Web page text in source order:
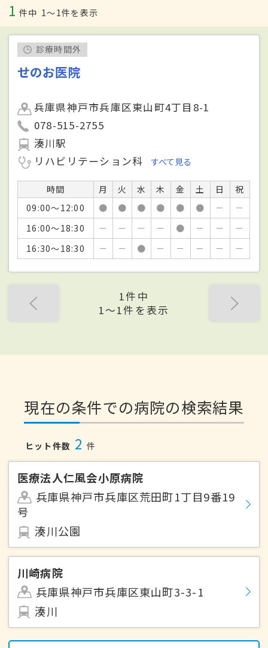
1 件中 1〜1件を表示
診療時間外
せのお医院
兵庫県神戸市兵庫区東山町4丁目8-1
078-515-2755
湊川駅
リハビリテーション科
すべて見る
時間 月 火 水 木 金 土 日
祝
09:00～12:00
● ● ● ● ● ● －
－
16:00～18:30
－ － － － ● － －
－
16:30～18:30
－ － ● － － － － －
1件中
1〜1件を表示
現在の条件での病院の検索結果
ヒット件数 2 件
医療法人仁風会小原病院
兵庫県神戸市兵庫区荒田町1丁目9番19
号
湊川公園
川崎病院
兵庫県神戸市兵庫区東山町3-3-1
湊川